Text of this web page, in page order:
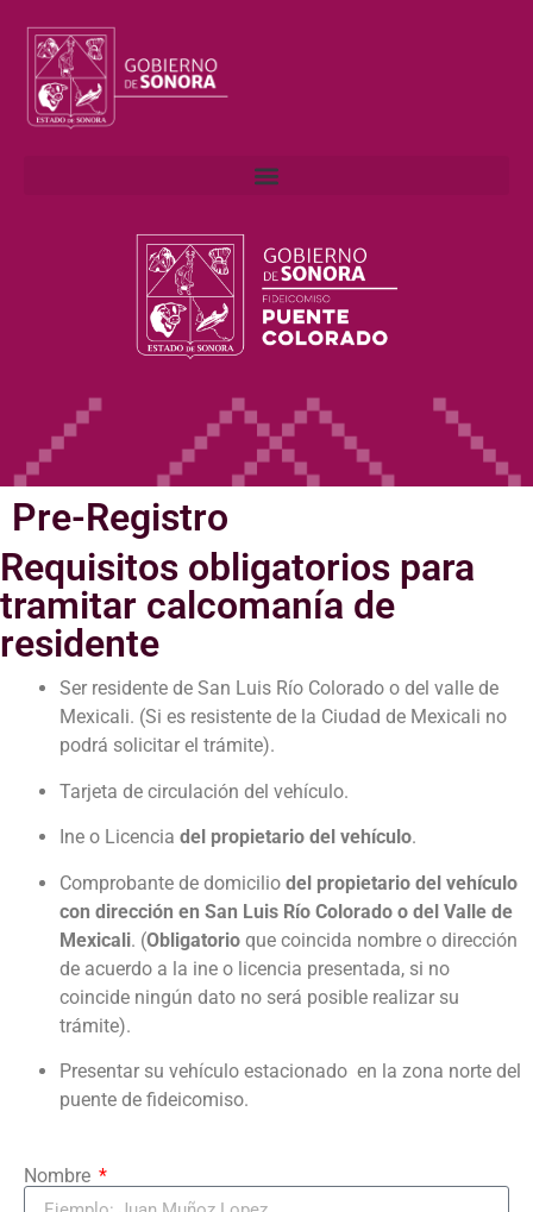
Pre-Registro
Requisitos obligatorios para
tramitar calcomanía de
residente
Ser residente de San Luis Río Colorado o del valle de
Mexicali. (Si es resistente de la Ciudad de Mexicali no
podrá solicitar el trámite).
Tarjeta de circulación del vehículo.
Ine o Licencia del propietario del vehículo.
Comprobante de domicilio del propietario del vehículo
con dirección en San Luis Río Colorado o del Valle de
Mexicali. (Obligatorio que coincida nombre o dirección
de acuerdo a la ine o licencia presentada, si no
coincide ningún dato no será posible realizar su
trámite).
Presentar su vehículo estacionado en la zona norte del
puente de fideicomiso.
Nombre